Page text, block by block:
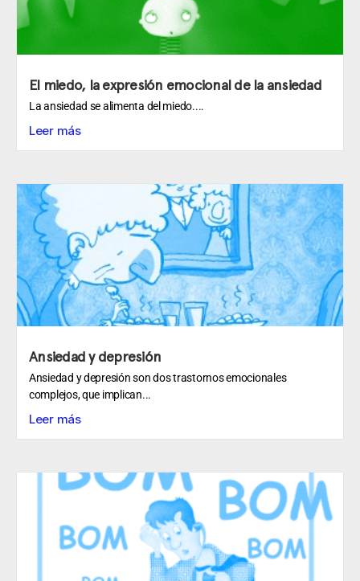
El miedo, la expresión emocional de la ansiedad
La ansiedad se alimenta del miedo....
Leer más
Ansiedad y depresión
Ansiedad y depresión son dos trastornos emocionales
complejos, que implican...
Leer más